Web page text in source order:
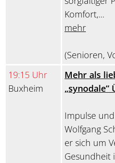
Komfort,...
mehr
(Senioren,
19:15 Uhr
Buxheim
Mehr als
„synodale“
Impulse
Wolfgang
er sich um
Gesundheit